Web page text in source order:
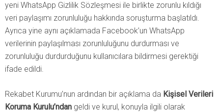
yeni WhatsApp Gizlilik Sözleşmesi ile birlikte zorunlu kıldığı
veri paylaşımı zorunluluğu hakkında soruşturma başlatıldı.
Ayrıca yine aynı açıklamada Facebook’un WhatsApp
verilerinin paylaşılması zorunluluğunu durdurması ve
zorunluluğu durdurduğunu kullanıcılara bildirmesi gerektiği
ifade edildi.
Rekabet Kurumu’nun ardından bir açıklama da Kişisel Verileri
Koruma Kurulu’ndan geldi ve kurul, konuyla ilgili olarak